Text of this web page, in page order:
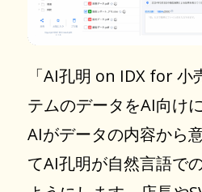
「AI孔明 on IDX for 小
テムのデータをAI向け
AIがデータの内容から
てAI孔明が自然言語で